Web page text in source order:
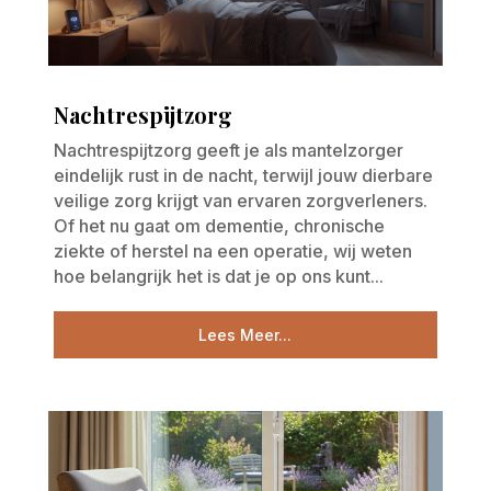
Nachtrespijtzorg
Nachtrespijtzorg geeft je als mantelzorger
eindelijk rust in de nacht, terwijl jouw dierbare
veilige zorg krijgt van ervaren zorgverleners.
Of het nu gaat om dementie, chronische
ziekte of herstel na een operatie, wij weten
hoe belangrijk het is dat je op ons kunt...
Lees Meer...